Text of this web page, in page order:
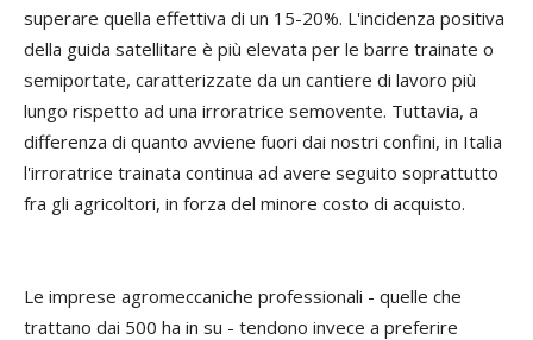
superare quella effettiva di un 15-20%. L'incidenza positiva
della guida satellitare è più elevata per le barre trainate o
semiportate, caratterizzate da un cantiere di lavoro più
lungo rispetto ad una irroratrice semovente. Tuttavia, a
differenza di quanto avviene fuori dai nostri confini, in Italia
l'irroratrice trainata continua ad avere seguito soprattutto
fra gli agricoltori, in forza del minore costo di acquisto.
Le imprese agromeccaniche professionali - quelle che
trattano dai 500 ha in su - tendono invece a preferire